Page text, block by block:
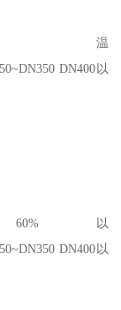
DN400以
以
DN400以